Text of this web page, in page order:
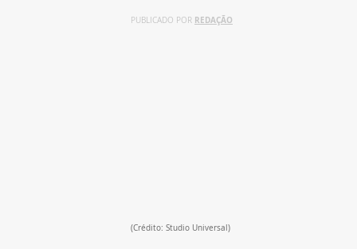
PUBLICADO POR REDAÇÃO
(Crédito: Studio Universal)